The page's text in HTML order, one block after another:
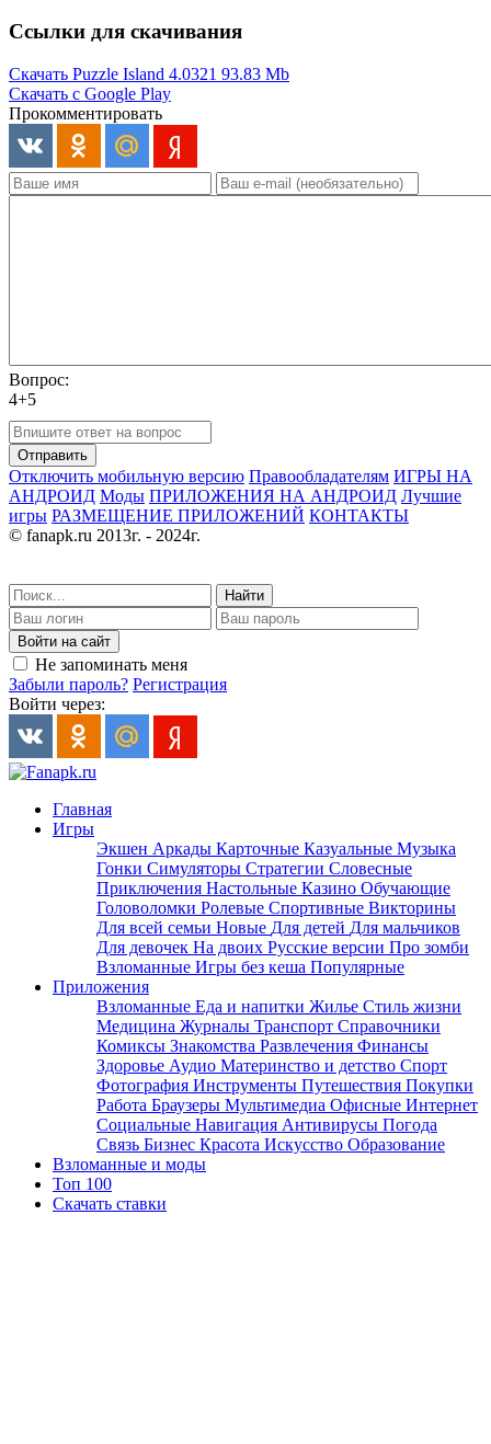
Ссылки для скачивания
Скачать Puzzle Island 4.0321 93.83 Mb
Скачать с Google Play
Прокомментировать
Вопрос:
4+5
Отправить
Отключить мобильную версию Правообладателям ИГРЫ НА
АНДРОИД Моды ПРИЛОЖЕНИЯ НА АНДРОИД Лучшие
игры РАЗМЕЩЕНИЕ ПРИЛОЖЕНИЙ КОНТАКТЫ
© fanapk.ru 2013г. - 2024г.
Найти
Войти на сайт
Не запоминать меня
Забыли пароль? Регистрация
Войти через:
Главная
Игры
Экшен Аркады Карточные Казуальные Музыка
Гонки Симуляторы Стратегии Словесные
Приключения Настольные Казино Обучающие
Головоломки Ролевые Спортивные Викторины
Для всей семьи Новые Для детей Для мальчиков
Для девочек На двоих Русские версии Про зомби
Взломанные Игры без кеша Популярные
Приложения
Взломанные Еда и напитки Жилье Стиль жизни
Медицина Журналы Транспорт Справочники
Комиксы Знакомства Развлечения Финансы
Здоровье Аудио Материнство и детство Спорт
Фотография Инструменты Путешествия Покупки
Работа Браузеры Мультимедиа Офисные Интернет
Социальные Навигация Антивирусы Погода
Связь Бизнес Красота Искусство Образование
Взломанные и моды
Топ 100
Скачать ставки